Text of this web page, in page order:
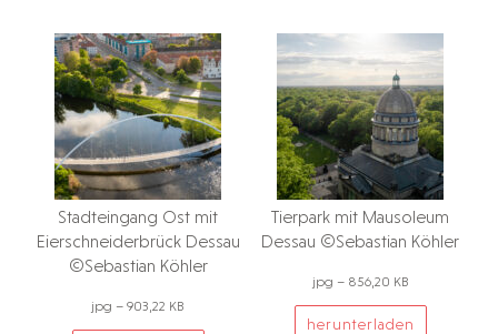
Stadteingang Ost mit
Eierschneiderbrück Dessau
©Sebastian Köhler
jpg – 903,22 KB
Tierpark mit Mausoleum
Dessau ©Sebastian Köhler
jpg – 856,20 KB
herunterladen